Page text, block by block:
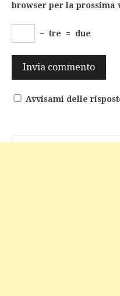
browser per la prossima
− tre = due
Avvisami delle